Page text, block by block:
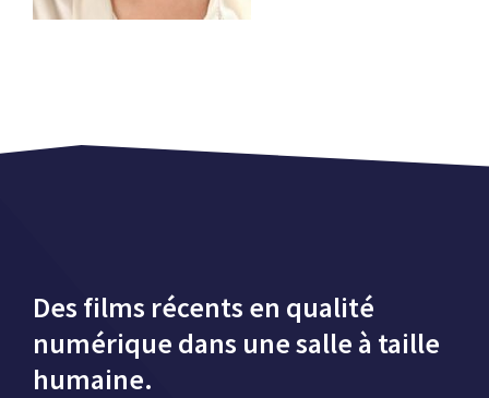
Des films récents en qualité
numérique dans une salle à taille
humaine.